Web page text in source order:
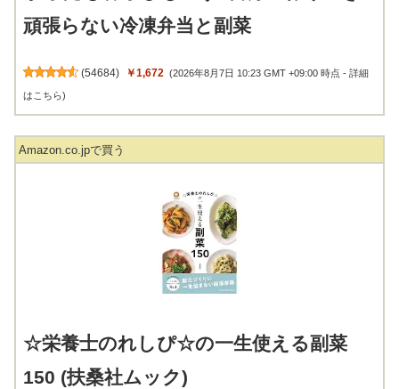
頑張らない冷凍弁当と副菜
(54684) ￥1,672 (2026年8月7日 10:23 GMT +09:00 時点 -詳細
はこちら)
Amazon.co.jpで買う
☆栄養士のれしぴ☆の一生使える副菜
150 (扶桑社ムック)